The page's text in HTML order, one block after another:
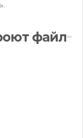
файл